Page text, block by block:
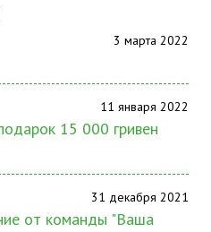
3 марта 2022
11 января 2022
15 000 гривен
31 декабря 2021
от команды "Ваша